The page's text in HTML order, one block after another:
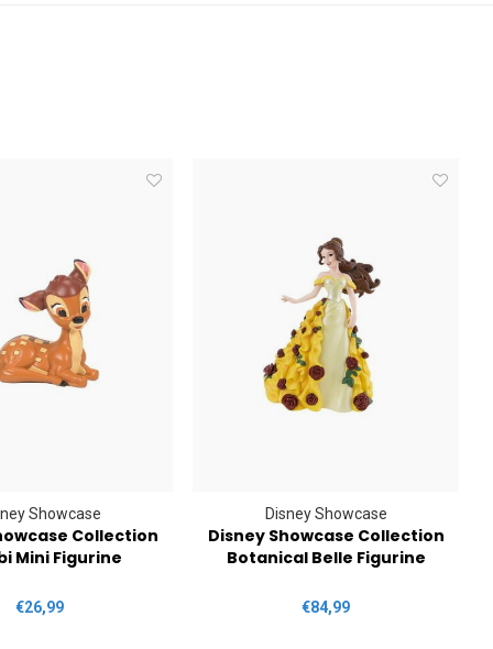
Showcase
Collection
Mini Figurine
€26,99
Disney Showcase
Disney Showcase Collection
Botanical Belle Figurine
€84,99